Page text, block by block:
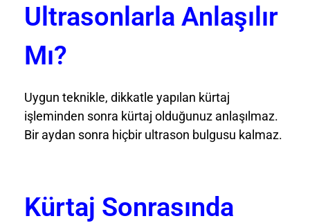
Ultrasonlarla Anlaşılır
Mı?
Uygun teknikle, dikkatle yapılan kürtaj
işleminden sonra kürtaj olduğunuz anlaşılmaz.
Bir aydan sonra hiçbir ultrason bulgusu kalmaz.
Kürtaj Sonrasında